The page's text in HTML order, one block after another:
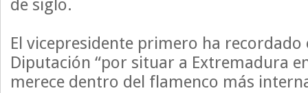
de siglo.
El vicepresidente primero ha recordado
Diputación “por situar a Extremadura
merece dentro del flamenco más